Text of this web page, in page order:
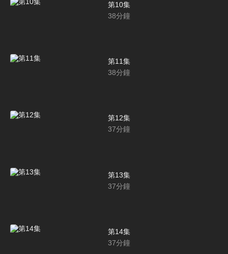
第10集
38分鐘
第11集
38分鐘
第12集
37分鐘
第13集
37分鐘
第14集
37分鐘